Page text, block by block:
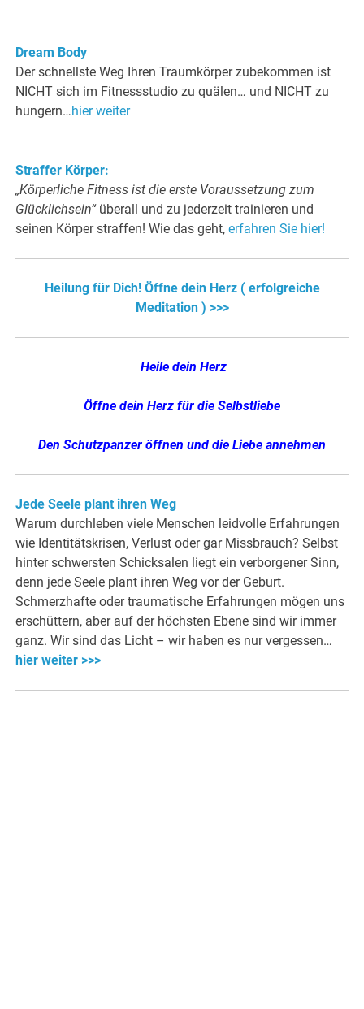
Dream Body
Der schnellste Weg Ihren Traumkörper zubekommen ist
NICHT sich im Fitnessstudio zu quälen… und NICHT zu
hungern…hier weiter
Straffer Körper:
„Körperliche Fitness ist die erste Voraussetzung zum
Glücklichsein“überall und zu jederzeit trainieren und
seinen Körper straffen! Wie das geht,erfahren Sie hier!
Heilung für Dich! Öffne dein Herz ( erfolgreiche
Meditation ) >>>
Heile dein Herz
Öffne dein Herz für die Selbstliebe
Den Schutzpanzer öffnen und die Liebe annehmen
Jede Seele plant ihren Weg
Warum durchleben viele Menschen leidvolle Erfahrungen
wie Identitätskrisen, Verlust oder gar Missbrauch? Selbst
hinter schwersten Schicksalen liegt ein verborgener Sinn,
denn jede Seele plant ihren Weg vor der Geburt.
Schmerzhafte oder traumatische Erfahrungen mögen uns
erschüttern, aber auf der höchsten Ebene sind wir immer
ganz. Wir sind das Licht – wir haben es nur vergessen…
hier weiter >>>